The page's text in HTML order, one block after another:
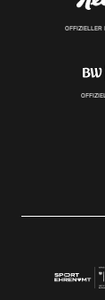
OFFIZIELLER